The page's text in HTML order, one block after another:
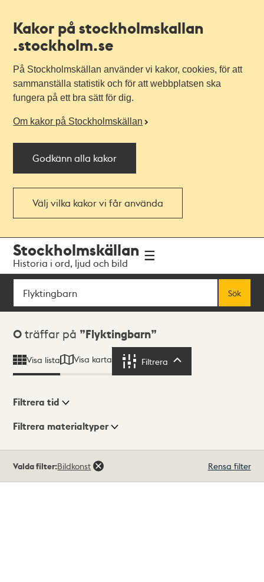
Kakor på stockholmskallan
.stockholm.se
På Stockholmskällan använder vi kakor, cookies, för att
sammanställa statistik och för att webbplatsen ska
fungera på ett bra sätt för dig.
Om kakor på Stockholmskällan
Godkänn alla kakor
Välj vilka kakor vi får använda
navigationen
huvudinnehållet
Stockholmskällan
Historia i ord, ljud och bild
Sök
Sök
Sökresultat
0 träffar på Flyktingbarn
Visa lista Visa karta Filtrera
Visningsläge
Filtrera tid
Filtrera materialtyper
träffar
Valda filter:Bildkonst Rensa filter